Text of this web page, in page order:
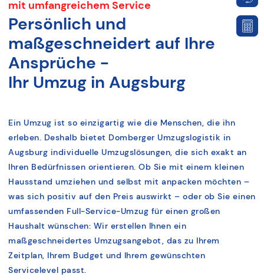
mit umfangreichem Service
Persönlich und
maßgeschneidert auf Ihre
Ansprüche -
Ihr Umzug in Augsburg
Ein Umzug ist so einzigartig wie die Menschen, die ihn
erleben. Deshalb bietet Domberger Umzugslogistik in
Augsburg individuelle Umzugslösungen, die sich exakt an
Ihren Bedürfnissen orientieren. Ob Sie mit einem kleinen
Hausstand umziehen und selbst mit anpacken möchten –
was sich positiv auf den Preis auswirkt – oder ob Sie einen
umfassenden Full-Service-Umzug für einen großen
Haushalt wünschen: Wir erstellen Ihnen ein
maßgeschneidertes Umzugsangebot, das zu Ihrem
Zeitplan, Ihrem Budget und Ihrem gewünschten
Servicelevel passt.